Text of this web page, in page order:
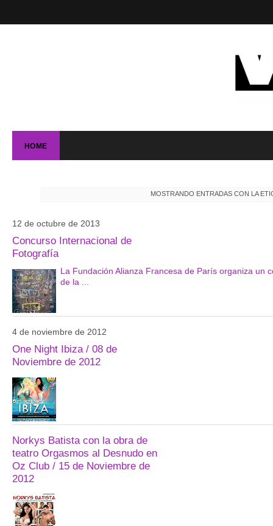
HOME
MOSTRANDO ENTRADAS CON LA
12 de octubre de 2013
Concurso Internacional de
Fotografía
La Fundación Alianza Francesa de París organiza un
de la ...
4 de noviembre de 2012
One Night Ibiza / 08 de
Noviembre de 2012
Norkys Batista con la obra de
teatro Orgasmos al Desnudo en
Oz Club / 15 de Noviembre de
2012